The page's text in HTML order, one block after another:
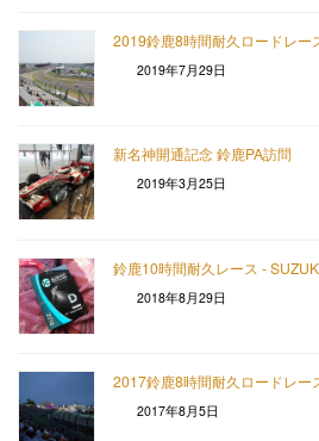
2019鈴鹿8時間耐久ロードレー
2019年7月29日
新名神開通記念 鈴鹿PA訪問
2019年3月25日
鈴鹿10時間耐久レース -
2018年8月29日
2017鈴鹿8時間耐久ロードレー
2017年8月5日